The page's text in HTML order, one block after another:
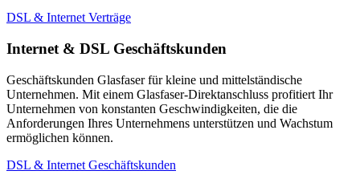
DSL & Internet Verträge
Internet & DSL Geschäftskunden
Geschäftskunden Glasfaser für kleine und mittelständische
Unternehmen. Mit einem Glasfaser-Direktanschluss profitiert Ihr
Unternehmen von konstanten Geschwindigkeiten, die die
Anforderungen Ihres Unternehmens unterstützen und Wachstum
ermöglichen können.
DSL & Internet Geschäftskunden